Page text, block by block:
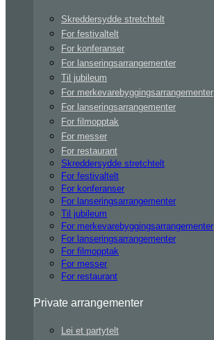
Skreddersydde stretchtelt
For festivaltelt
For konferanser
For lanseringsarrangementer
Til jubileum
For merkevarebyggingsarrangementer
For lanseringsarrangementer
For filmopptak
For messer
For restaurant
Skreddersydde stretchtelt
For festivaltelt
For konferanser
For lanseringsarrangementer
Til jubileum
For merkevarebyggingsarrangementer
For lanseringsarrangementer
For filmopptak
For messer
For restaurant
Private arrangementer
Lei et partytelt